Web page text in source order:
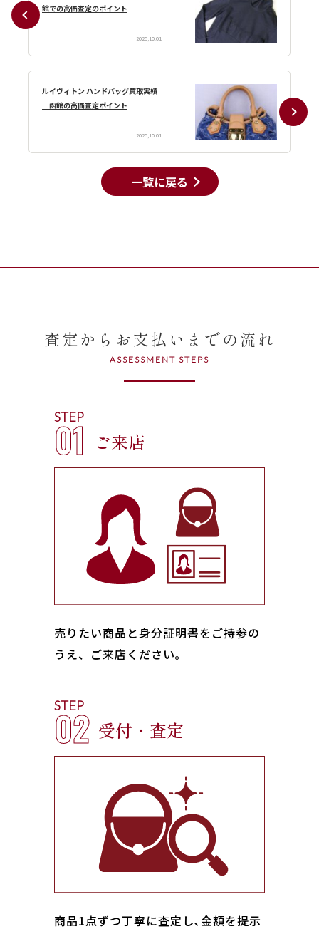
館での高価査定のポイント
2025,10.01
ルイヴィトン ハンドバッグ買取実績
｜函館の高価査定ポイント
2025,10.01
一覧に戻る
査定からお支払いまでの流れ
ASSESSMENT STEPS
STEP
01 ご来店
売りたい商品と身分証明書をご持参の
うえ、ご来店ください｡
STEP
02 受付・査定
商品1点ずつ丁寧に査定し､金額を提示